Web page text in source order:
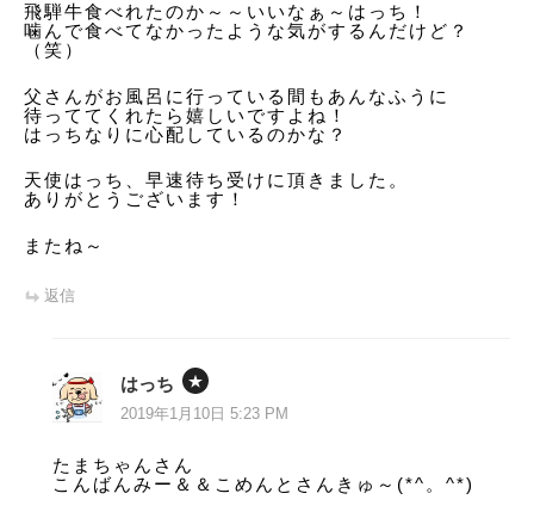
飛騨牛食べれたのか～～いいなぁ～はっち！
噛んで食べてなかったような気がするんだけど？
（笑）
父さんがお風呂に行っている間もあんなふうに
待っててくれたら嬉しいですよね！
はっちなりに心配しているのかな？
天使はっち、早速待ち受けに頂きました。
ありがとうございます！
またね～
返信
はっち
2019年1月10日 5:23 PM
たまちゃんさん
こんばんみー＆＆こめんとさんきゅ～(*^。^*)